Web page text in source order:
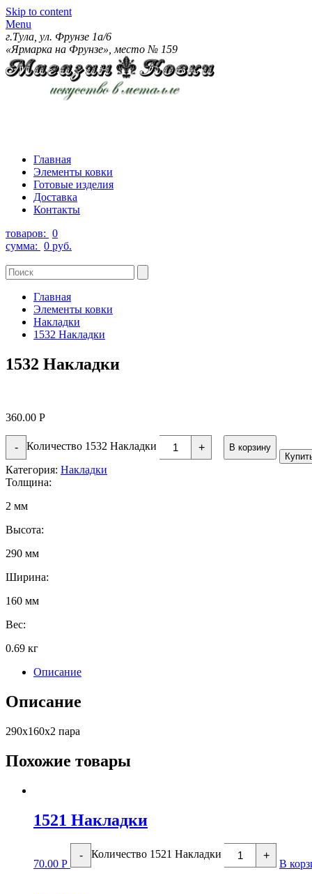
Skip to content
Menu
г.Тула, ул. Фрунзе 1а/6
«Ярмарка на Фрунзе», место № 159
Главная
Элементы ковки
Готовые изделия
Доставка
Контакты
товаров: 0
сумма: 0 руб.
Главная
Элементы ковки
Накладки
1532 Накладки
1532 Накладки
360.00 Р
- Количество 1532 Накладки +
В корзину
Категория: Накладки
Толщина:
2 мм
Высота:
290 мм
Ширина:
160 мм
Вес:
0.69 кг
Описание
Описание
290х160х2 пара
Похожие товары
1521 Накладки
70.00 Р
- Количество 1521 Накладки +
В